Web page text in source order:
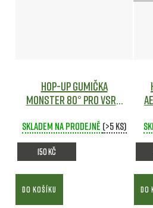
Hop-Up gumička
Monster 80° pro VSR a
LeafAirsoft
Skladem na prodejně (>5 ks)
150 Kč
DO KOŠÍKU DO